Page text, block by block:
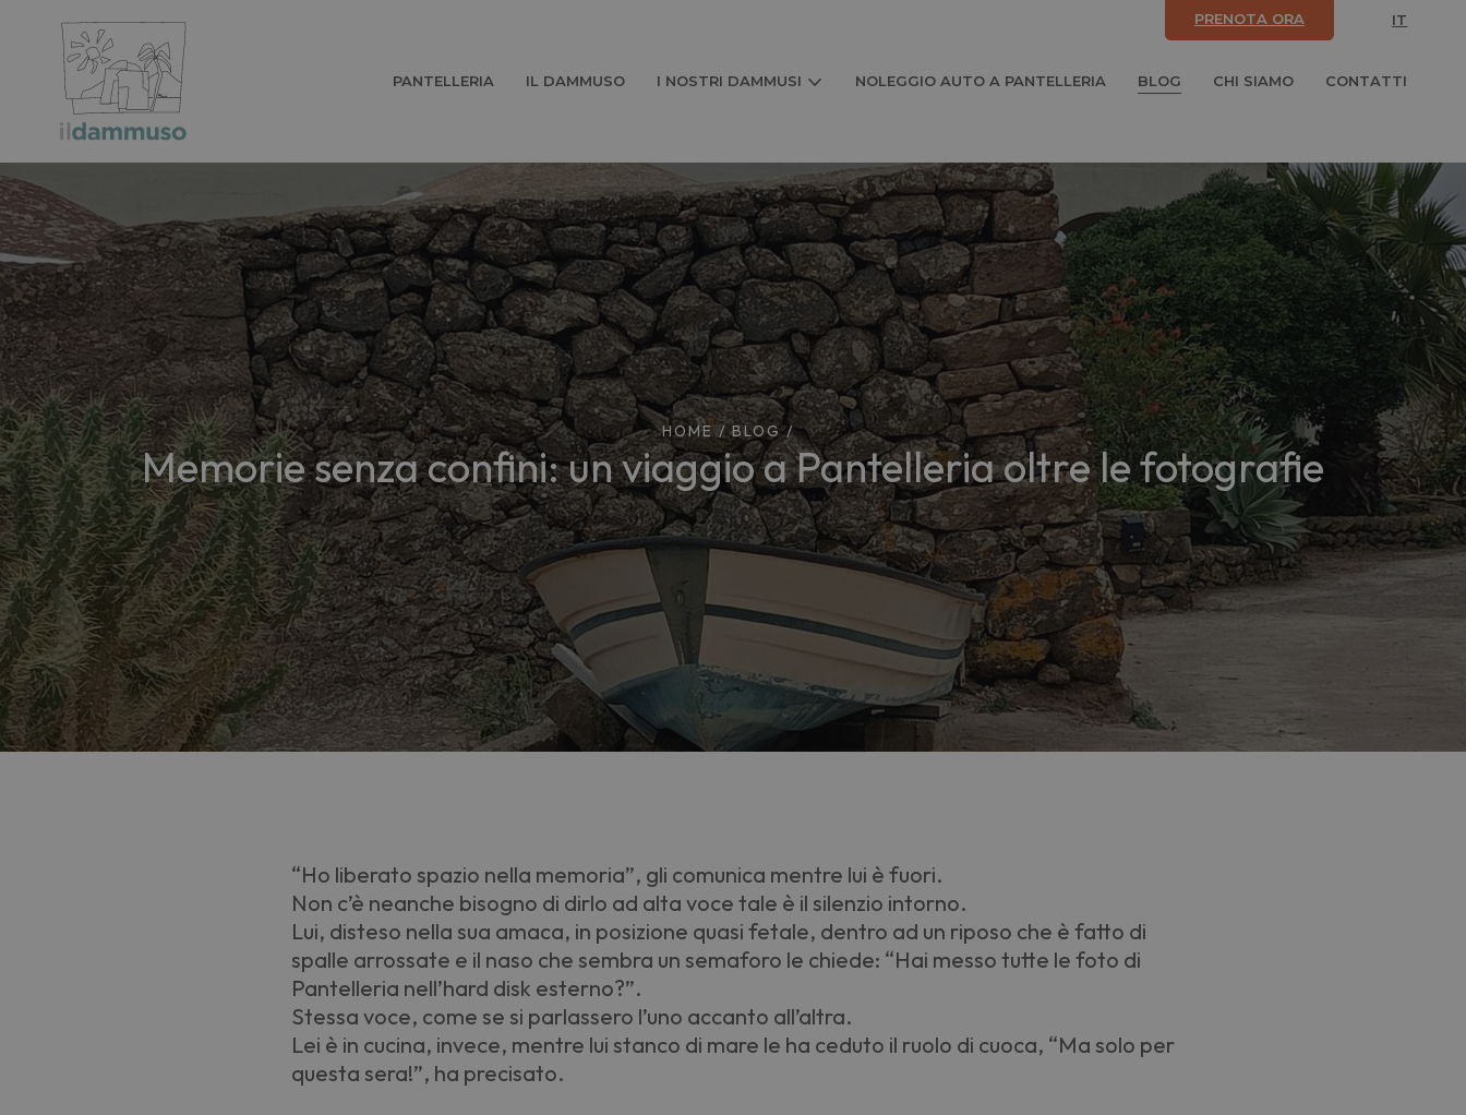
PANTELLERIA IL DAMMUSO I NOSTRI DAMMUSI NOLEGGIO AUTO A PANTELLERIA BLOG CHI SIAMO CONTATTI
IT
PRENOTA ORA
HOME/BLOG/
Memorie senza confini: un viaggio a Pantelleria oltre le fotografie
“Ho liberato spazio nella memoria”, gli comunica mentre lui è fuori.
Non c’è neanche bisogno di dirlo ad alta voce tale è il silenzio intorno.
Lui, disteso nella sua amaca, in posizione quasi fetale, dentro ad un riposo che è fatto di
spalle arrossate e il naso che sembra un semaforo le chiede: “Hai messo tutte le foto di
Pantelleria nell’hard disk esterno?”.
Stessa voce, come se si parlassero l’uno accanto all’altra.
Lei è in cucina, invece, mentre lui stanco di mare le ha ceduto il ruolo di cuoca, “Ma solo per
questa sera!”, ha precisato.